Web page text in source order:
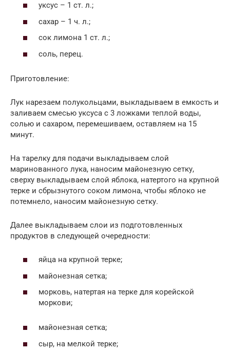
уксус – 1 ст. л.;
сахар – 1 ч. л.;
сок лимона 1 ст. л.;
соль, перец.
Приготовление:
Лук нарезаем полукольцами, выкладываем в емкость и
заливаем смесью уксуса с 3 ложками теплой воды,
солью и сахаром, перемешиваем, оставляем на 15
минут.
На тарелку для подачи выкладываем слой
маринованного лука, наносим майонезную сетку,
сверху выкладываем слой яблока, натертого на крупной
терке и сбрызнутого соком лимона, чтобы яблоко не
потемнело, наносим майонезную сетку.
Далее выкладываем слои из подготовленных
продуктов в следующей очередности:
яйца на крупной терке;
майонезная сетка;
морковь, натертая на терке для корейской
моркови;
майонезная сетка;
сыр, на мелкой терке;